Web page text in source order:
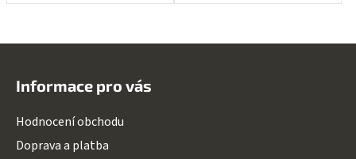
Informace pro vás
Hodnocení obchodu
Doprava a platba